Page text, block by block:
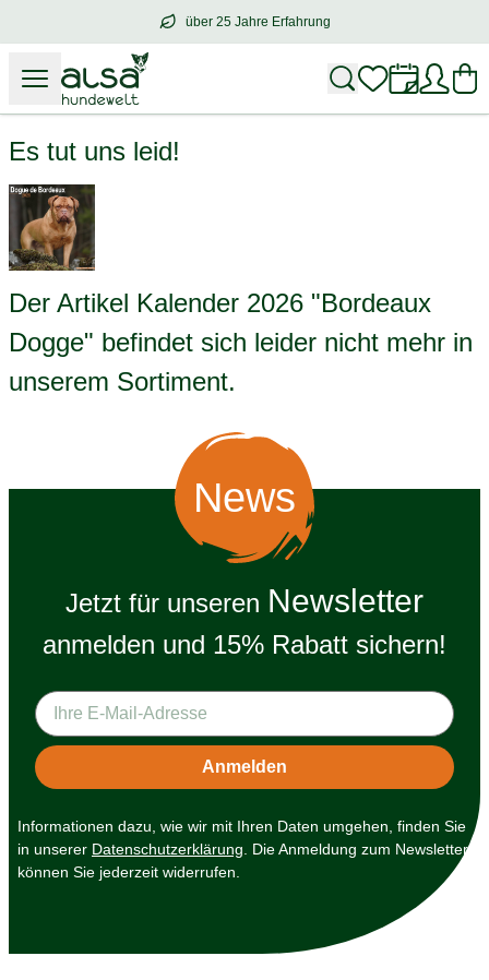
über 25 Jahre Erfahrung
über25 Jahre Erfahrung
Kalender 2026 "Bordeaux Dogge"
Es tut uns leid!
Der Artikel Kalender 2026 "Bordeaux
Dogge" befindet sich leider nicht mehr in
unserem Sortiment.
News
Jetzt für unseren Newsletter
anmelden und 15% Rabatt sichern!
Informationen dazu, wie wir mit Ihren Daten umgehen, finden Sie
in unserer Datenschutzerklärung . Die Anmeldung zum Newsletter
können Sie jederzeit widerrufen.